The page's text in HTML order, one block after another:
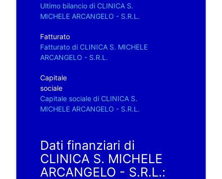
Ultimo bilancio di CLINICA S.
MICHELE ARCANGELO - S.R.L.
Fatturato
Fatturato di CLINICA S. MICHELE
ARCANGELO - S.R.L.
Capitale
sociale
Capitale sociale di CLINICA S.
MICHELE ARCANGELO - S.R.L.
Dati finanziari di
CLINICA S. MICHELE
ARCANGELO - S.R.L.: